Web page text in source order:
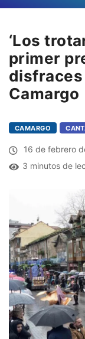
‘Los
primer
disfraces
Camargo
CAMARGO
16 de febrero
3 minutos de